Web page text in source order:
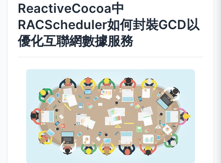
ReactiveCocoa中
RACScheduler如何封裝GCD以
優化互聯網數據服務